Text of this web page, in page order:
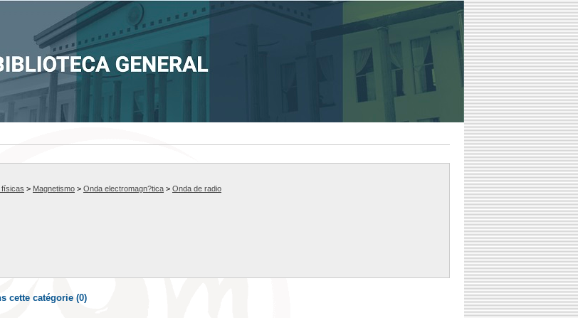
físicas > Magnetismo > Onda electromagn?tica > Onda de radio
cette catégorie (0)